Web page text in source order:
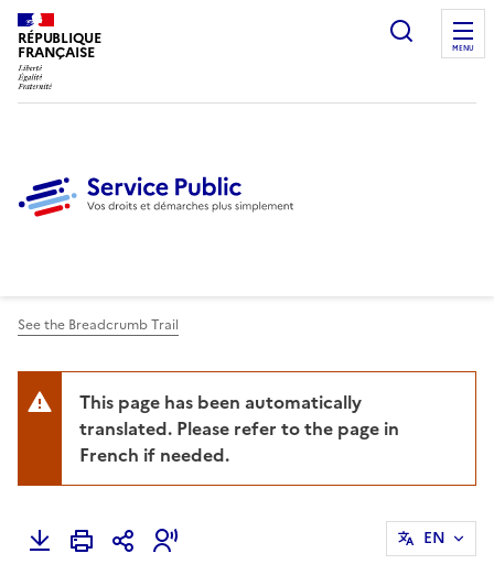
RÉPUBLIQUE
FRANÇAISE
Ouvrir
MENU
See the Breadcrumb Trail
This page has been automatically
translated. Please refer to the page in
French if needed.
EN